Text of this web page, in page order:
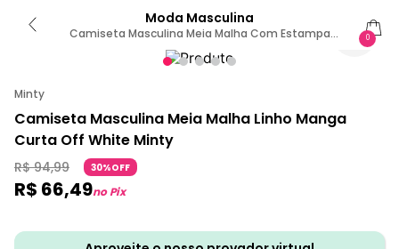
Moda Masculina
Camiseta Masculina Meia Malha Com Estampa
Minty Off White 16 / Off White
0
Minty
Camiseta Masculina Meia Malha Linho Manga
Curta Off White Minty
R$ 94,99 30%OFF
R$ 66,49no Pix